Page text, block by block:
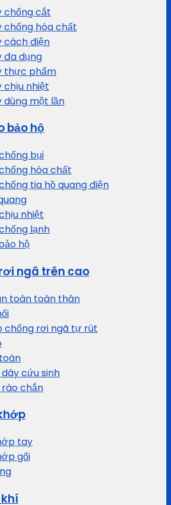
chống cắt
chống hóa chất
cách điện
đa dụng
thực phẩm
chịu nhiệt
dùng một lần
bảo hộ
bụi
hóa chất
tia hồ quang điện
nhiệt
lạnh
hộ
ngã trên cao
toàn toàn thân
chống rơi ngã tự rút
cứu sinh
rào chắn
tay
gối